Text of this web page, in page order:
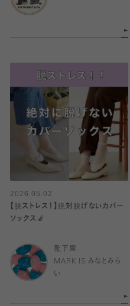
2026.05.02
【脱ストレス！】絶対脱げないカバー
ソックス🧦
靴下屋
MARK IS みなとみら
い